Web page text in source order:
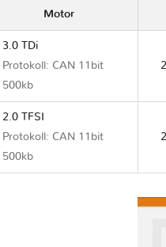
Motor
3.0 TDi
Protokoll: CAN 11bit
500kb
2.0 TFSI
Protokoll: CAN 11bit
500kb